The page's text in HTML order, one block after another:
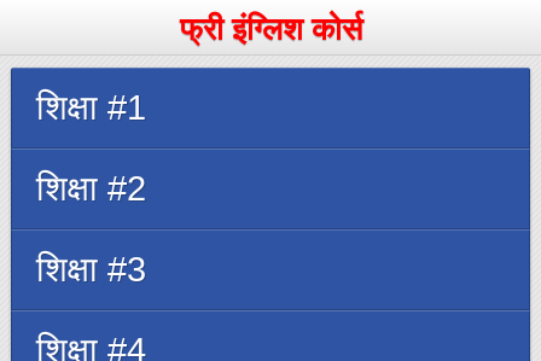
फ्री इंग्लिश कोर्स
शिक्षा #1
शिक्षा #2
शिक्षा #3
शिक्षा #4